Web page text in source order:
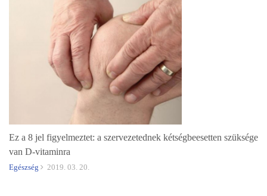
Ez a 8 jel figyelmeztet: a szervezetednek kétségbeesetten szüksége
van D-vitaminra
Egészség 2019. 03. 20.